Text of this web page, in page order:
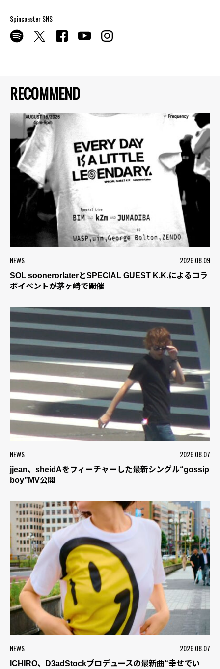
RECOMMEND
NEWS 2026.08.09
SOL soonerorlaterとSPECIAL GUEST K.K.によるコラ
ボイベントが茅ヶ崎で開催
NEWS 2026.08.07
jjean、sheidAをフィーチャーした最新シングル“gossip
boy”MV公開
NEWS 2026.08.07
ICHIRO、D3adStockプロデュースの最新曲“幸せでい
Spincoaster SNS